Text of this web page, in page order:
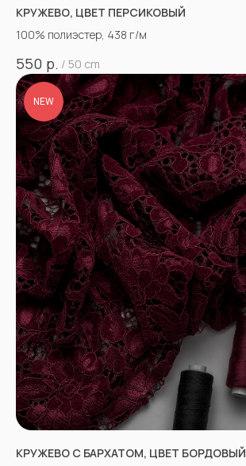
КРУЖЕВО, ЦВЕТ ПЕРСИКОВЫЙ
100% полиэстер, 438 г/м
550 р. / 50 cm
NEW
КРУЖЕВО С БАРХАТОМ, ЦВЕТ БОРДОВЫЙ